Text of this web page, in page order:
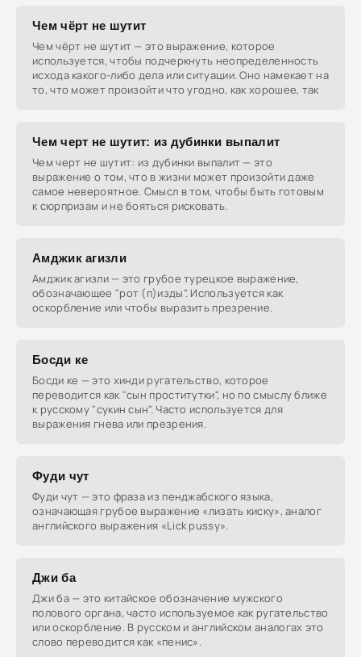
Чем чёрт не шутит
Чем чёрт не шутит — это выражение, которое
используется, чтобы подчеркнуть неопределенность
исхода какого-либо дела или ситуации. Оно намекает на
то, что может произойти что угодно, как хорошее, так
Чем черт не шутит: из дубинки выпалит
Чем черт не шутит: из дубинки выпалит — это
выражение о том, что в жизни может произойти даже
самое невероятное. Смысл в том, чтобы быть готовым
к сюрпризам и не бояться рисковать.
Амджик агизли
Амджик агизли — это грубое турецкое выражение,
обозначающее "рот (п)изды". Используется как
оскорбление или чтобы выразить презрение.
Босди ке
Босди ке — это хинди ругательство, которое
переводится как "сын проститутки", но по смыслу ближе
к русскому "сукин сын". Часто используется для
выражения гнева или презрения.
Фуди чут
Фуди чут — это фраза из пенджабского языка,
означающая грубое выражение «лизать киску», аналог
английского выражения «Lick pussy».
Джи ба
Джи ба — это китайское обозначение мужского
полового органа, часто используемое как ругательство
или оскорбление. В русском и английском аналогах это
слово переводится как «пенис».